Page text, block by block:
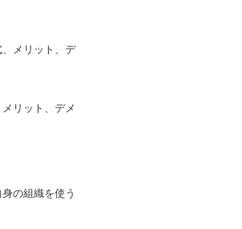
メリット、デ
リット、デメ
の組織を使う